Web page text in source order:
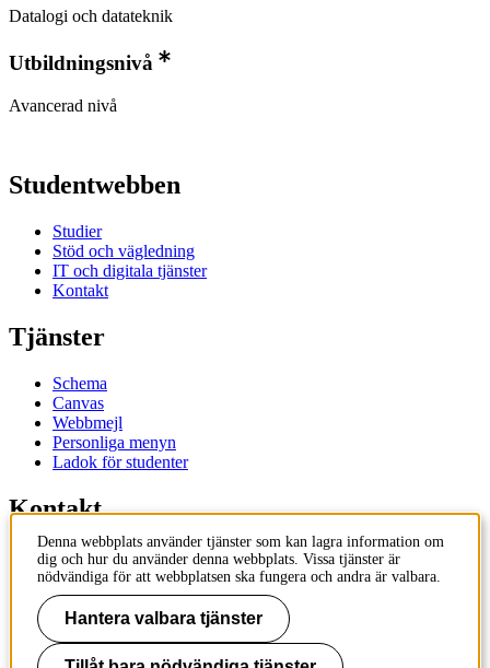
Datalogi och datateknik
Utbildningsnivå
Avancerad nivå
Studentwebben
Studier
Stöd och vägledning
IT och digitala tjänster
Kontakt
Tjänster
Schema
Canvas
Webbmejl
Personliga menyn
Ladok för studenter
Kontakt
Kontakta utbildningsprogram
Kontakta kurs
IT-support
KTH Entré
Denna webbplats använder tjänster som kan lagra information om
dig och hur du använder denna webbplats. Vissa tjänster är
nödvändiga för att webbplatsen ska fungera och andra är valbara.
Hantera valbara tjänster